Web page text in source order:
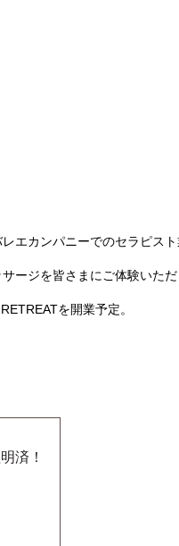
エカンパニーでのセラピス
ージを皆さまにご体験いた
を開業予定。
済！